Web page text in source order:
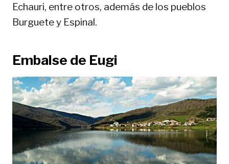
Echauri, entre otros, además de los pueblos
Burguete y Espinal.
Embalse de Eugi